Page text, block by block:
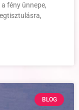
fény ünnepe,
BLOG